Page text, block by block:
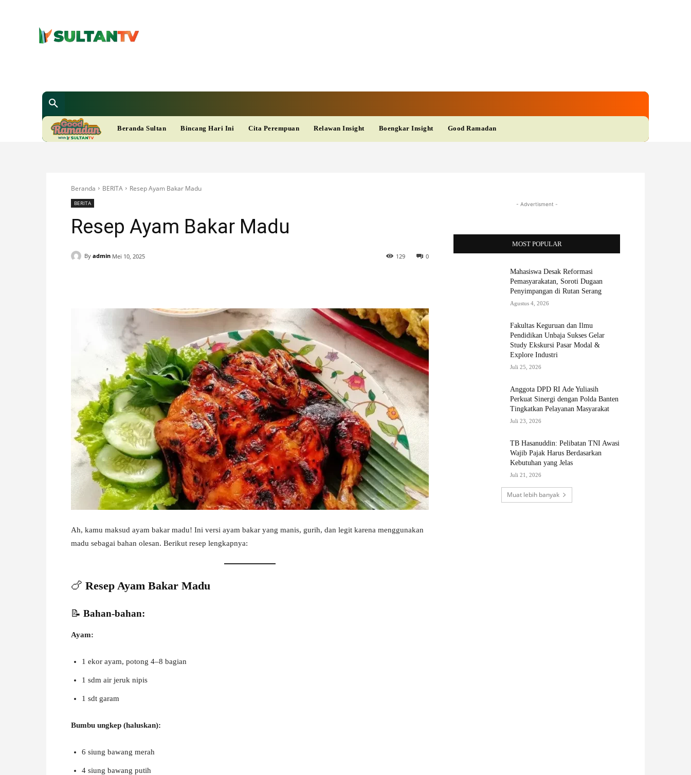
D
I
M
E
W
A
Beranda Sultan Bincang Hari Ini Cita Perempuan Relawan Insight Boengkar Insight Good Ramadan
Beranda BERITA Resep Ayam Bakar Madu
BERITA
Resep Ayam Bakar Madu
By admin Mei 10, 2025 0
129
Ah, kamu maksud ayam bakar madu! Ini versi ayam bakar yang manis, gurih, dan legit karena menggunakan
madu sebagai bahan olesan. Berikut resep lengkapnya:
🍗 Resep Ayam Bakar Madu
📝 Bahan-bahan:
Ayam:
1 ekor ayam, potong 4–8 bagian
1 sdm air jeruk nipis
1 sdt garam
Bumbu ungkep (haluskan):
6 siung bawang merah
4 siung bawang putih
- Advertisment -
MOST POPULAR
Mahasiswa Desak Reformasi
Pemasyarakatan, Soroti Dugaan
Penyimpangan di Rutan Serang
Agustus 4, 2026
Fakultas Keguruan dan Ilmu
Pendidikan Unbaja Sukses Gelar
Study Ekskursi Pasar Modal &
Explore Industri
Juli 25, 2026
Anggota DPD RI Ade Yuliasih
Perkuat Sinergi dengan Polda Banten
Tingkatkan Pelayanan Masyarakat
Juli 23, 2026
TB Hasanuddin: Pelibatan TNI Awasi
Wajib Pajak Harus Berdasarkan
Kebutuhan yang Jelas
Juli 21, 2026
Muat lebih banyak